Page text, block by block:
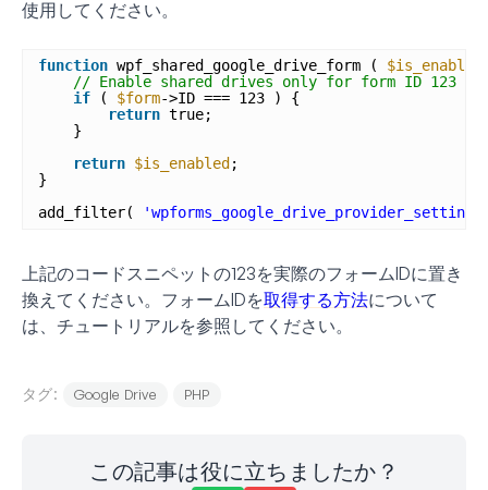
使用してください。
function wpf_shared_google_drive_form ( $is_enabled
// Enable shared drives only for form ID 123
if
( $form->ID === 123 ) {
return true;
}
return $is_enabled;
}
add_filter(
上記のコードスニペットの123を実際のフォームIDに置き
換えてください。フォームIDを取得する方法について
は、チュートリアルを参照してください。
タグ: Google Drive PHP
この記事は役に立ちましたか？